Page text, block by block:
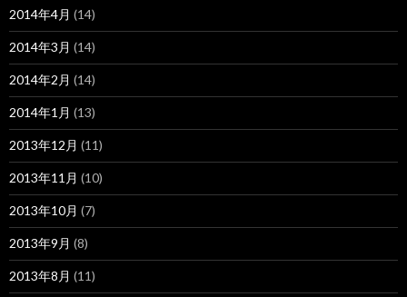
2014年4月 (14)
2014年3月 (14)
2014年2月 (14)
2014年1月 (13)
2013年12月 (11)
2013年11月 (10)
2013年10月 (7)
2013年9月 (8)
2013年8月 (11)